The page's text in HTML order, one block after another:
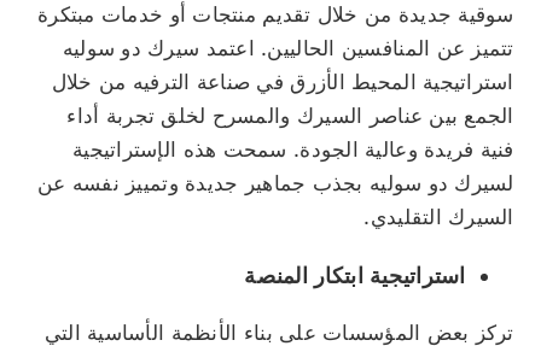
سوقية جديدة من خلال تقديم منتجات أو خدمات مبتكرة
تتميز عن المنافسين الحاليين. اعتمد سيرك دو سوليه
استراتيجية المحيط الأزرق في صناعة الترفيه من خلال
الجمع بين عناصر السيرك والمسرح لخلق تجربة أداء
فنية فريدة وعالية الجودة. سمحت هذه الإستراتيجية
لسيرك دو سوليه بجذب جماهير جديدة وتمييز نفسه عن
السيرك التقليدي.
استراتيجية ابتكار المنصة
تركز بعض المؤسسات على بناء الأنظمة الأساسية التي